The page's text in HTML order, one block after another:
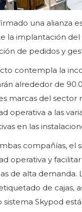
una alianza
la implantación del
de pedidos y
contempla la
alrededor de
marcas del sector
operativa a las
en las
compañías, el
operativa y
de alta demanda.
de cajas,
sistema Skypod